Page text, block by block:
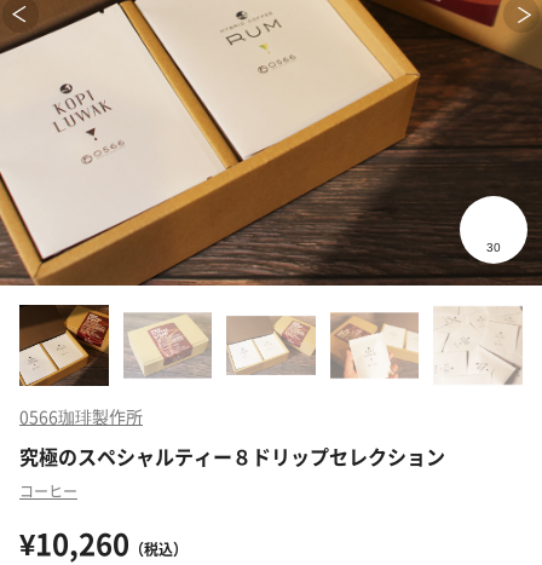
0566珈琲製作所
究極のスペシャルティー８ドリップセレクション
コーヒー
¥10,260 （税込）